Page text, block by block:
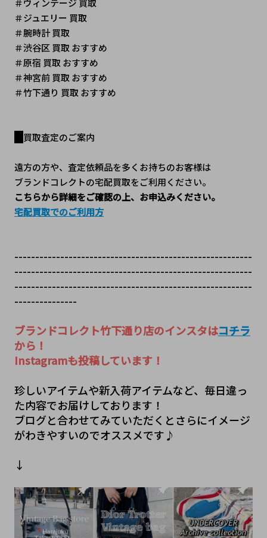
＃ヴィンテージ 買取
＃ジュエリー 買取
＃腕時計 買取
＃渋谷区 買取 おすすめ
＃原宿 買取 おすすめ
＃神宮前 買取 おすすめ
＃竹下通り 買取 おすすめ
買取査定のご案内
遠方の方や、査定依頼品を多くお持ちのお客様は
ブランドコレクトの宅配買取をご利用ください。
こちらから詳細をご確認の上、お申込みください。
宅配買取でのご利用方
---------------------------------------------------------
---------------------------------------------------------
---------------------------------------------------------
---------------
ブランドコレクト竹下通り店のインスタはコチラ
から！
Instagramも投稿しています！
珍しいアイテムや新入荷アイテムなど、毎日違っ
た内容でお届けしております！
ブログと合わせてみていただくとさらにイメージ
がわきやすいのでオススメです♪
↓